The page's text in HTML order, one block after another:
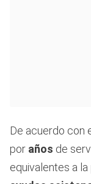
De acuerdo con
por años de
equivalentes a la